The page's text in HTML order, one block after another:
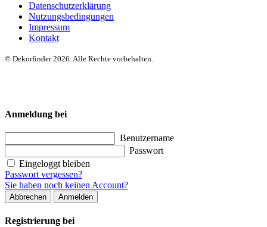
Datenschutzerklärung
Nutzungsbedingungen
Impressum
Kontakt
© Dekorfinder 2026. Alle Rechte vorbehalten.
Anmeldung bei
Benutzername
Passwort
Eingeloggt bleiben
Passwort vergessen?
Sie haben noch keinen Account?
Abbrechen Anmelden
Registrierung bei